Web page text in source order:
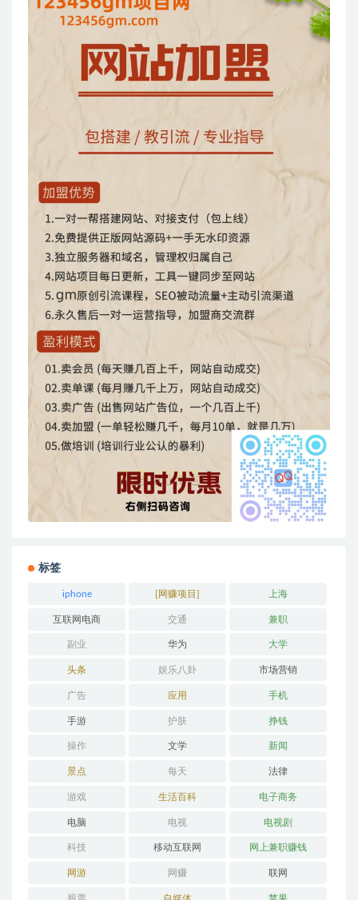
标签
iphone [网赚项目] 上海
互联网电商 交通 兼职
副业 华为 大学
头条 娱乐八卦 市场营销
广告 应用 手机
手游 护肤 挣钱
操作 文学 新闻
景点 每天 法律
游戏 生活百科 电子商务
电脑 电视 电视剧
科技 移动互联网 网上兼职赚钱
网游 网赚 联网